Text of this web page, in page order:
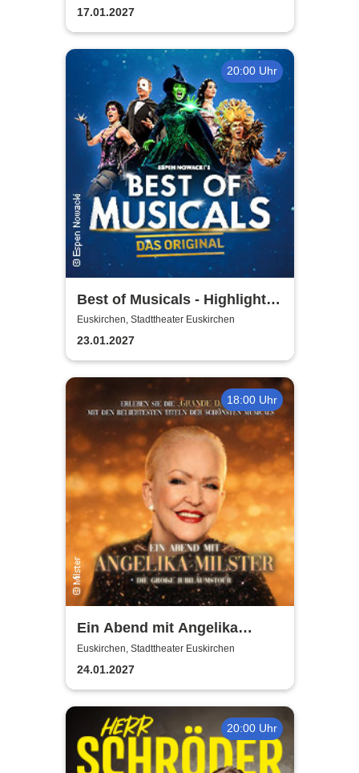
17.01.2027
20:00 Uhr
Best of Musicals - Highlights
aus über 20 Musicals
Euskirchen, Stadttheater Euskirchen
23.01.2027
18:00 Uhr
Ein Abend mit Angelika
Milster - Jubiläumstournee
2027
Euskirchen, Stadttheater Euskirchen
24.01.2027
20:00 Uhr